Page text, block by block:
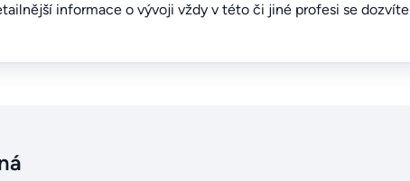
informace o vývoji vždy v této či jiné profesi se dozvíte